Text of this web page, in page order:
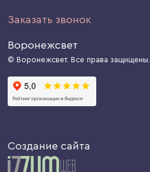
Заказать звонок
Воронежсвет
© Воронежсвет. Все права защищены.
Создание сайта